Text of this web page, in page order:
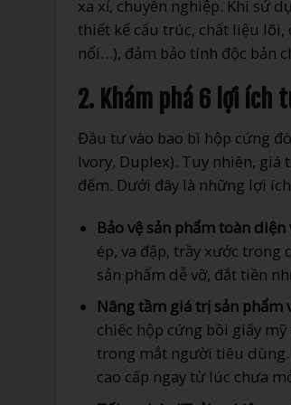
xa xỉ, chuyên nghiệp. Khi sử
thiết kế cấu trúc, chất liệu lõi,
nổi…), đảm bảo tính độc bản
2. Khám phá 6 lợi ích
Đầu tư vào bao bì hộp cứng
Ivory, Duplex). Tuy nhiên,
đếm. Dưới đây là những lợi
Bảo vệ sản phẩm toàn
ép, va đập, trầy xước trong
sản phẩm dễ vỡ, đắt tiền
Nâng tầm giá trị sản phẩm
chiếc hộp cứng bồi giấy
trong mắt người tiêu dùng.
cao cấp ngay từ lúc chưa